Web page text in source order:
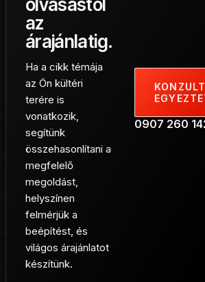
olvasástól
az
árajánlatig.
Ha a cikk témája
az Ön kültéri
terére is
vonatkozik,
segítünk
összehasonlítani a
megfelelő
megoldást,
helyszínen
felmérjük a
beépítést, és
világos árajánlatot
készítünk.
0907 260